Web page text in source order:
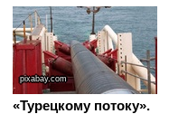
pixabay.com
«Турецкому потоку».